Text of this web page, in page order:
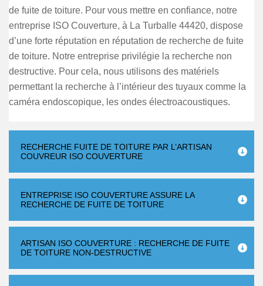
de fuite de toiture. Pour vous mettre en confiance, notre
entreprise ISO Couverture, à La Turballe 44420, dispose
d’une forte réputation en réputation de recherche de fuite
de toiture. Notre entreprise privilégie la recherche non
destructive. Pour cela, nous utilisons des matériels
permettant la recherche à l’intérieur des tuyaux comme la
caméra endoscopique, les ondes électroacoustiques.
RECHERCHE FUITE DE TOITURE PAR L’ARTISAN
COUVREUR ISO COUVERTURE
ENTREPRISE ISO COUVERTURE ASSURE LA
RECHERCHE DE FUITE DE TOITURE
ARTISAN ISO COUVERTURE : RECHERCHE DE FUITE
DE TOITURE NON-DESTRUCTIVE